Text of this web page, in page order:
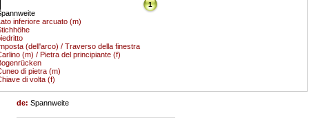
1
inferiore arcuato (m)
(dell'arco) / Traverso della finestra
(m) / Pietra del principiante (f)
di pietra (m)
di volta (f)
de:Spannweite